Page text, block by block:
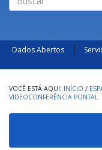
Dados Abertos
INÍCIO /
VIDEOCONFERÊNCIA PONTAL